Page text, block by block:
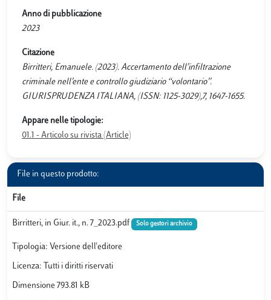
Anno di pubblicazione
2023
Citazione
Birritteri, Emanuele. (2023). Accertamento dell’infiltrazione
criminale nell’ente e controllo giudiziario ‘‘volontario’’.
GIURISPRUDENZA ITALIANA, (ISSN: 1125-3029),7, 1647-1655.
Appare nelle tipologie:
01.1 - Articolo su rivista (Article)
File in questo prodotto:
File
Birritteri, in Giur. it., n. 7_2023.pdf Solo gestori archivio
Tipologia: Versione dell'editore
Licenza: Tutti i diritti riservati
Dimensione 793.81 kB